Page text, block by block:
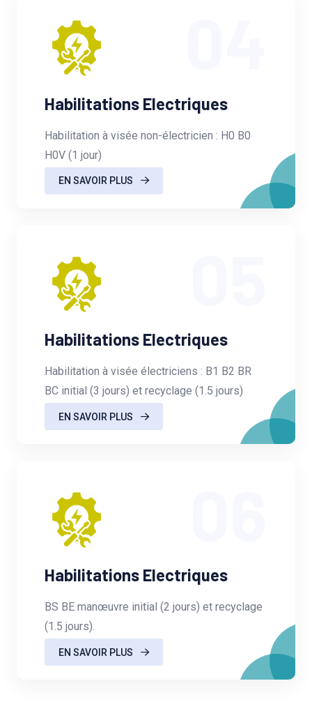
Habilitations Electriques
Habilitation à visée non-électricien : H0 B0
H0V (1 jour)
EN SAVOIR PLUS
Habilitations Electriques
Habilitation à visée électriciens : B1 B2 BR
BC initial (3 jours) et recyclage (1.5 jours)
EN SAVOIR PLUS
Habilitations Electriques
BS BE manœuvre initial (2 jours) et recyclage
(1.5 jours).
EN SAVOIR PLUS